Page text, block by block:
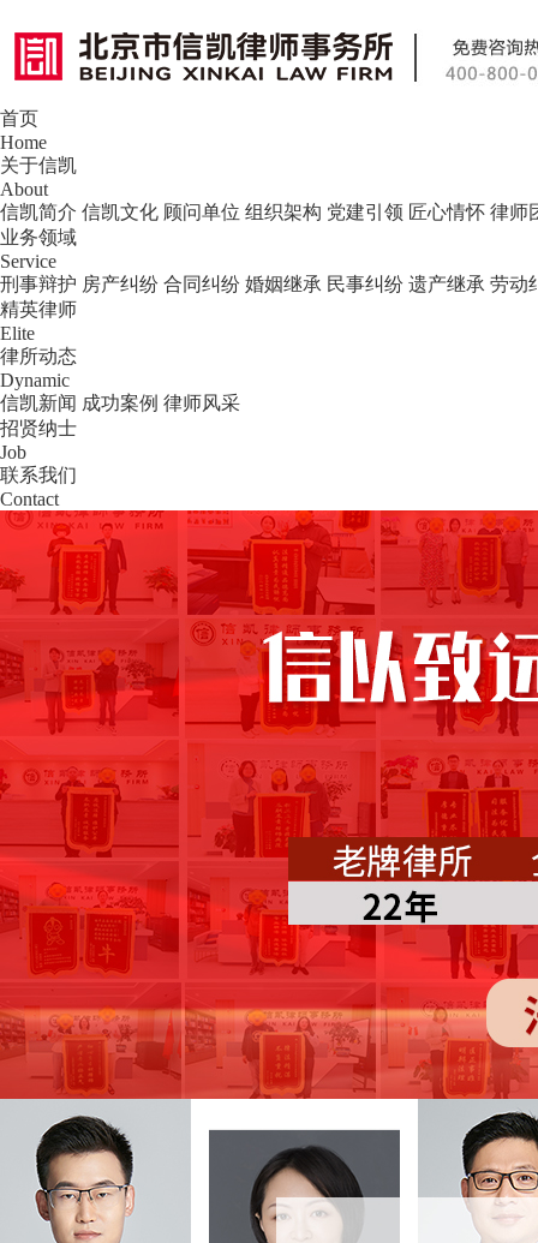
北京市信凯律师事务所 — 北京专业刑事
首页
Home
关于信凯
About
信凯简介 信凯文化 顾问单位 组织架构 党建引领 匠心情怀 律师
业务领域
Service
刑事辩护 房产纠纷 合同纠纷 婚姻继承 民事纠纷 遗产继承 劳动
精英律师
Elite
律所动态
Dynamic
信凯新闻 成功案例 律师风采
招贤纳士
Job
联系我们
Contact